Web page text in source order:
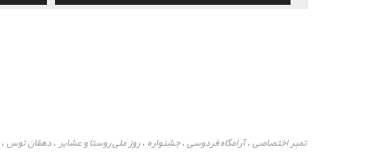
تمبر اختصاصی،آرامگاه فردوسی،جشنواره ،روز ملی روستا و عشایر ،دهقان توس،